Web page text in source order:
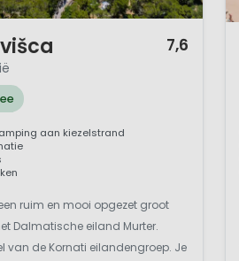
7,6
aan kiezelstrand
ruim en mooi opgezet groot
Dalmatische eiland Murter.
van de Kornati eilandengroep. Je